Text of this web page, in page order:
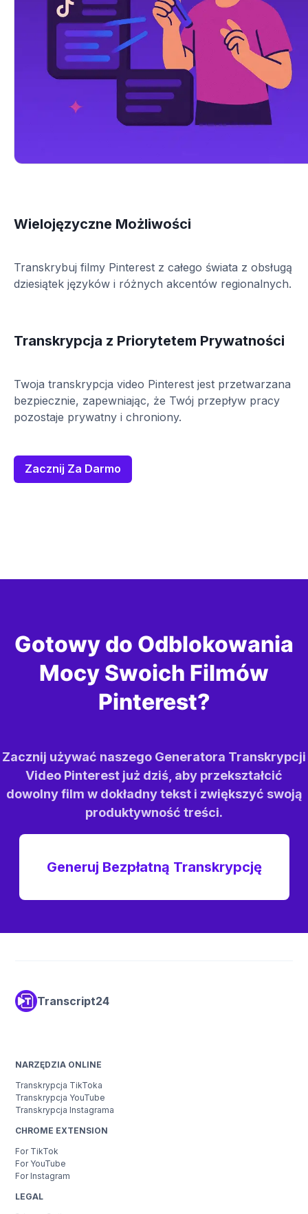
Wielojęzyczne Możliwości
Transkrybuj filmy Pinterest z całego świata z obsługą
dziesiątek języków i różnych akcentów regionalnych.
Transkrypcja z Priorytetem Prywatności
Twoja transkrypcja video Pinterest jest przetwarzana
bezpiecznie, zapewniając, że Twój przepływ pracy
pozostaje prywatny i chroniony.
Zacznij Za Darmo
Gotowy do Odblokowania
Mocy Swoich Filmów
Pinterest?
Zacznij używać naszego Generatora Transkrypcji
Video Pinterest już dziś, aby przekształcić
dowolny film w dokładny tekst i zwiększyć swoją
produktywność treści.
Generuj Bezpłatną Transkrypcję
Transcript24
NARZĘDZIA ONLINE
Transkrypcja TikToka
Transkrypcja YouTube
Transkrypcja Instagrama
CHROME EXTENSION
For TikTok
For YouTube
For Instagram
LEGAL